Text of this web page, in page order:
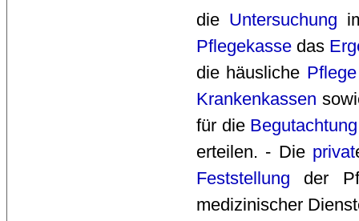
die Untersuchung
Pflegekasse das
die häusliche Pflege
Krankenkassen
für die Begutachtung
erteilen. - Die privat
Feststellung der
medizinischer